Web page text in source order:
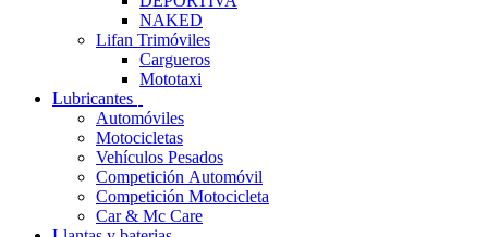
NAKED
Lifan Trimóviles
Cargueros
Mototaxi
Lubricantes
Automóviles
Motocicletas
Vehículos Pesados
Competición Automóvil
Competición Motocicleta
Car & Mc Care